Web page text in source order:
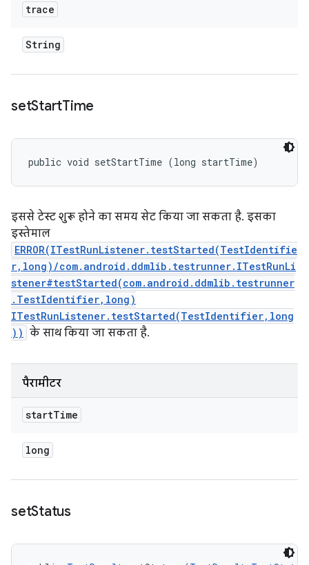
trace
String
setStartTime
public void setStartTime (long startTime)
इससे टेस्ट शुरू होने का समय सेट किया जा सकता है. इसका
इस्तेमाल
ERROR(ITestRunListener.testStarted(TestIdentifie
r,long)/com.android.ddmlib.testrunner.ITestRunLi
stener#testStarted(com.android.ddmlib.testrunner
.TestIdentifier,long)
ITestRunListener.testStarted(TestIdentifier,long
)) के साथ किया जा सकता है.
पैरामीटर
startTime
long
setStatus